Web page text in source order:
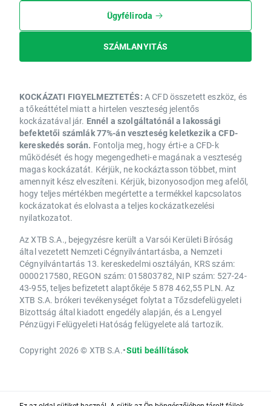
Ügyféliroda
SZÁMLANYITÁS
KOCKÁZATI FIGYELMEZTETÉS: A CFD összetett eszköz, és
a tőkeáttétel miatt a hirtelen veszteség jelentős
kockázatával jár. Ennél a szolgáltatónál a lakossági
befektetői számlák 77%-án veszteség keletkezik a CFD-
kereskedés során. Fontolja meg, hogy érti-e a CFD-k
működését és hogy megengedheti-e magának a veszteség
magas kockázatát. Kérjük, ne kockáztasson többet, mint
amennyit kész elveszíteni. Kérjük, bizonyosodjon meg afelől,
hogy teljes mértékben megértette a termékkel kapcsolatos
kockázatokat és elolvasta a teljes kockázatkezelési
nyilatkozatot.
Az XTB S.A., bejegyzésre került a Varsói Kerületi Bíróság
által vezetett Nemzeti Cégnyilvántartásba, a Nemzeti
Cégnyilvántartás 13. kereskedelmi osztályán, KRS szám:
0000217580, REGON szám: 015803782, NIP szám: 527-24-
43-955, teljes befizetett alaptőkéje 5 878 462,55 PLN. Az
XTB S.A. brókeri tevékenységet folytat a Tőzsdefelügyeleti
Bizottság által kiadott engedély alapján, és a Lengyel
Pénzügyi Felügyeleti Hatóság felügyelete alá tartozik.
Copyright 2026 © XTB S.A.•Süti beállítások